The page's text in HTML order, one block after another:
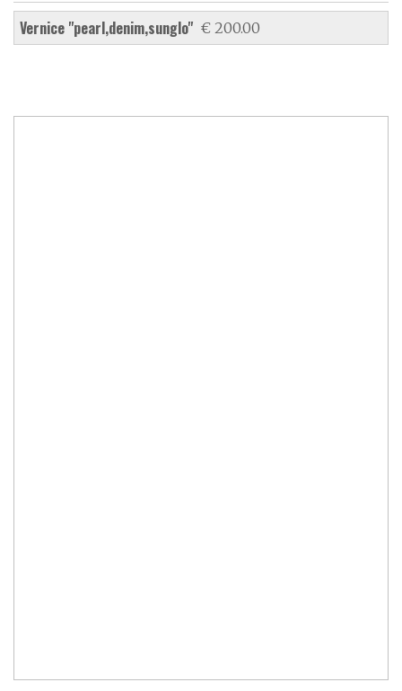
vernice "pearl,denim,sunglo" € 200.00